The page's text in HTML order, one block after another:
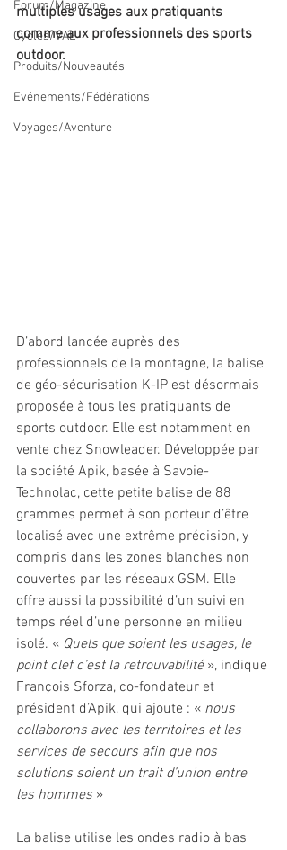
Forum/Magazine
Cycles/VAE
Produits/Nouveautés
Evénements/Fédérations
Voyages/Aventure
multiples usages aux pratiquants
comme aux professionnels des sports
outdoor.
D’abord lancée auprès des
professionnels de la montagne, la balise
de géo-sécurisation K-IP est désormais
proposée à tous les pratiquants de
sports outdoor. Elle est notamment en
vente chez Snowleader. Développée par
la société Apik, basée à Savoie-
Technolac, cette petite balise de 88
grammes permet à son porteur d’être
localisé avec une extrême précision, y
compris dans les zones blanches non
couvertes par les réseaux GSM. Elle
offre aussi la possibilité d’un suivi en
temps réel d’une personne en milieu
isolé. « Quels que soient les usages, le
point clef c’est la retrouvabilité », indique
François Sforza, co-fondateur et
président d’Apik, qui ajoute : « nous
collaborons avec les territoires et les
services de secours afin que nos
solutions soient un trait d’union entre
les hommes »
La balise utilise les ondes radio à bas